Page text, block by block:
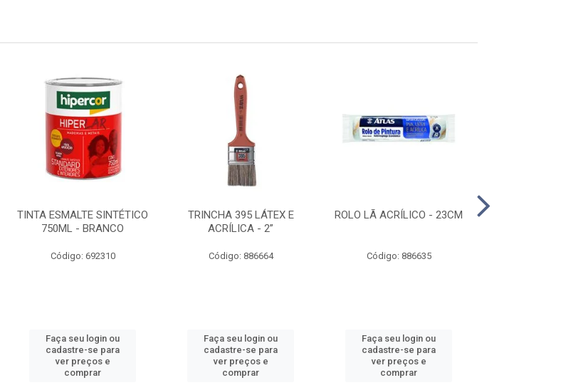
TINTA ESMALTE SINTÉTICO
750ML - BRANCO
Código: 692310
Faça seu login ou
cadastre-se para
ver preços e
comprar
TRINCHA 395 LÁTEX E
ACRÍLICA - 2”
Código: 886664
Faça seu login ou
cadastre-se para
ver preços e
comprar
ROLO LÃ ACRÍLICO - 23CM
Código: 886635
Faça seu login ou
cadastre-se para
ver preços e
comprar